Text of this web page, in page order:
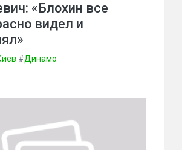
«Блохин все
видел и
#Динамо